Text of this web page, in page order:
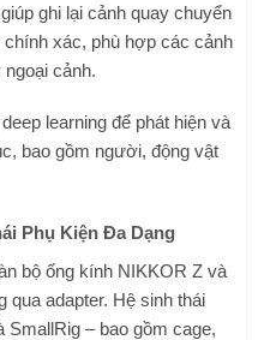
ghi lại cảnh quay chuyển
xác, phù hợp các cảnh
ngoại cảnh.
Phụ Kiện Đa Dạng
bộ ống kính NIKKOR Z và
qua adapter. Hệ sinh thái
SmallRig – bao gồm cage,